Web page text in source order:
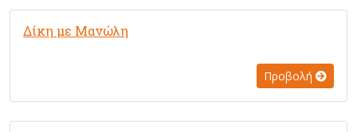
Δίκη με Μανώλη
Προβολή